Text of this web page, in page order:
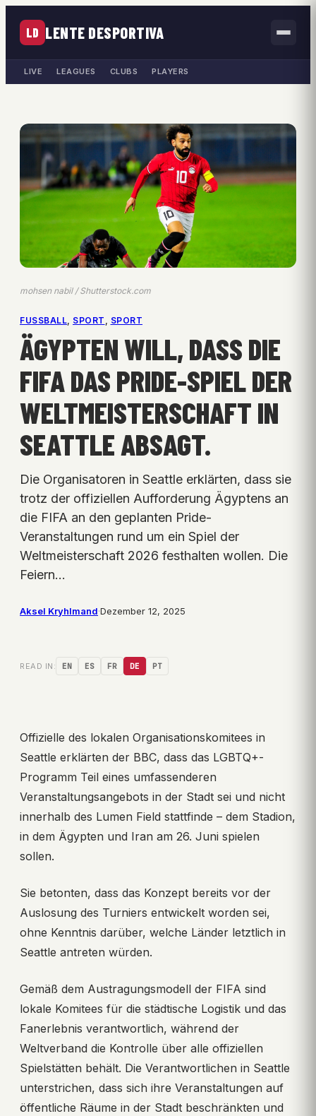
LD LENTE DESPORTIVA
LIVE LEAGUES CLUBS PLAYERS
mohsen nabil / Shutterstock.com
FUSSBALL , SPORT , SPORT
ÄGYPTEN WILL, DASS DIE
FIFA DAS PRIDE-SPIEL DER
WELTMEISTERSCHAFT IN
SEATTLE ABSAGT.
Die Organisatoren in Seattle erklärten, dass sie
trotz der offiziellen Aufforderung Ägyptens an
die FIFA an den geplanten Pride-
Veranstaltungen rund um ein Spiel der
Weltmeisterschaft 2026 festhalten wollen. Die
Feiern…
Aksel Kryhlmand·Dezember 12, 2025
READ IN: EN ES FR DE PT
Offizielle des lokalen Organisationskomitees in
Seattle erklärten der BBC, dass das LGBTQ+-
Programm Teil eines umfassenderen
Veranstaltungsangebots in der Stadt sei und nicht
innerhalb des Lumen Field stattfinde – dem Stadion,
in dem Ägypten und Iran am 26. Juni spielen
sollen.
Sie betonten, dass das Konzept bereits vor der
Auslosung des Turniers entwickelt worden sei,
ohne Kenntnis darüber, welche Länder letztlich in
Seattle antreten würden.
Gemäß dem Austragungsmodell der FIFA sind
lokale Komitees für die städtische Logistik und das
Fanerlebnis verantwortlich, während der
Weltverband die Kontrolle über alle offiziellen
Spielstätten behält. Die Verantwortlichen in Seattle
unterstrichen, dass sich ihre Veranstaltungen auf
öffentliche Räume in der Stadt beschränkten und